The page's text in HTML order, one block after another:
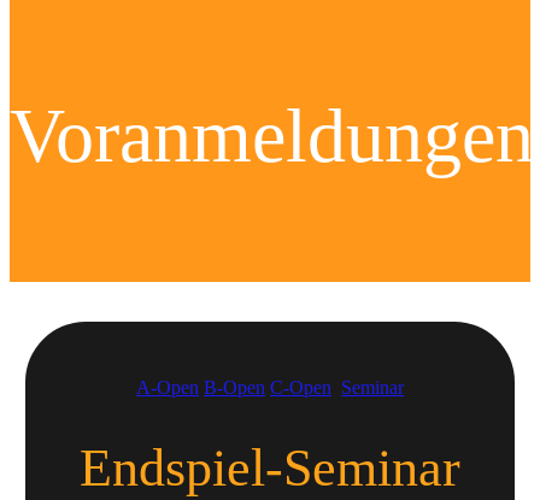
Voranmeldungen
A-Open B-Open C-Open Seminar
Endspiel-Seminar